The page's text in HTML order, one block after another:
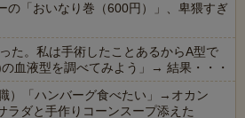
の「おいなり巻（600円）」、卑猥すぎ
た。私は手術したことあるからA型で
血液型を調べてみよう」→ 結果・・・
）「ハンバーグ食べたい」→オカン
ラダと手作りコーンスープ添えた